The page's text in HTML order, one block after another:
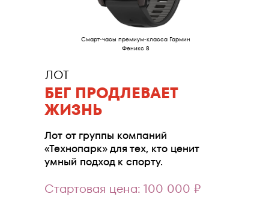
ЛОТ
БЕГ ПРОДЛЕВАЕТ
ЖИЗНЬ
Стартовая цена: 100 000 ₽
Лот от группы компаний
«Технопарк» для тех, кто ценит
умный подход к спорту.
Смарт-часы премиум-класса Гармин
Феникс 8